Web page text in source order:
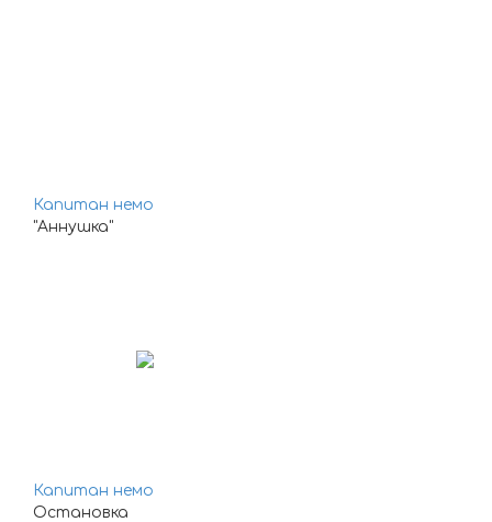
Капитан немо
"Аннушка"
Капитан немо
Остановка